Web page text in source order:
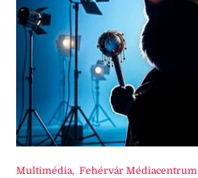
Multimédia, Fehérvár Médiacentrum